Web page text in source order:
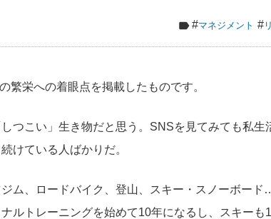
朝礼・会議での「社長の３分間
日号）
戦略視点(151) 楠木建の「経営知になる考え方」(57)
次もあなたにお願いしたいと思われる「一
社長の右腕をつくる 人と組織を動かす(200)
決算書の“見える化
銀行交渉はこうし
#マネジメント #
繁栄への着眼点を掲載したものです。
つこい」生き物だと思う。SNSを見てみても私生
けている人ばかりだ。
ム、ロードバイク、登山、スキー・スノーボード
ルトレーニングを始めて10年になるし、スキーも